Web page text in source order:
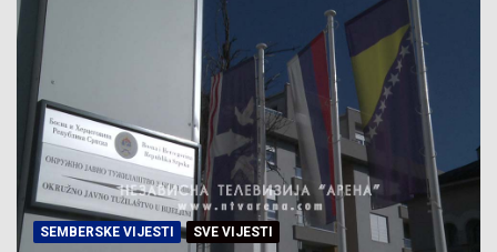
SEMBERSKE VIJESTI SVE VIJESTI